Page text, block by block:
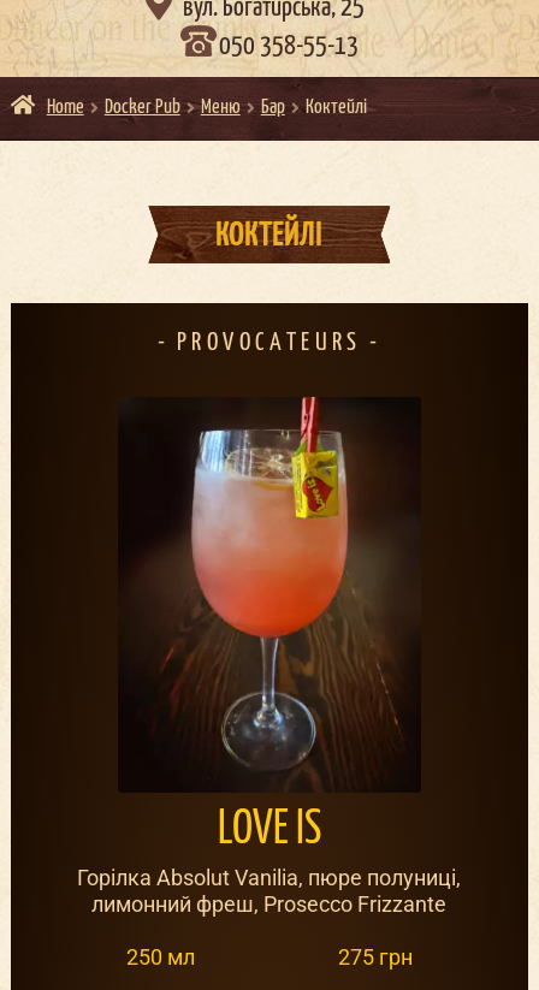
вул. Богатирська, 25
050 358-55-13
Home Docker Pub Меню Бар Коктейлі
КОКТЕЙЛІ
PROVOCATEURS
LOVE IS
Горілка Absolut Vanilia, пюре полуниці,
лимонний фреш, Prosecco Frizzante
250 мл 275 грн